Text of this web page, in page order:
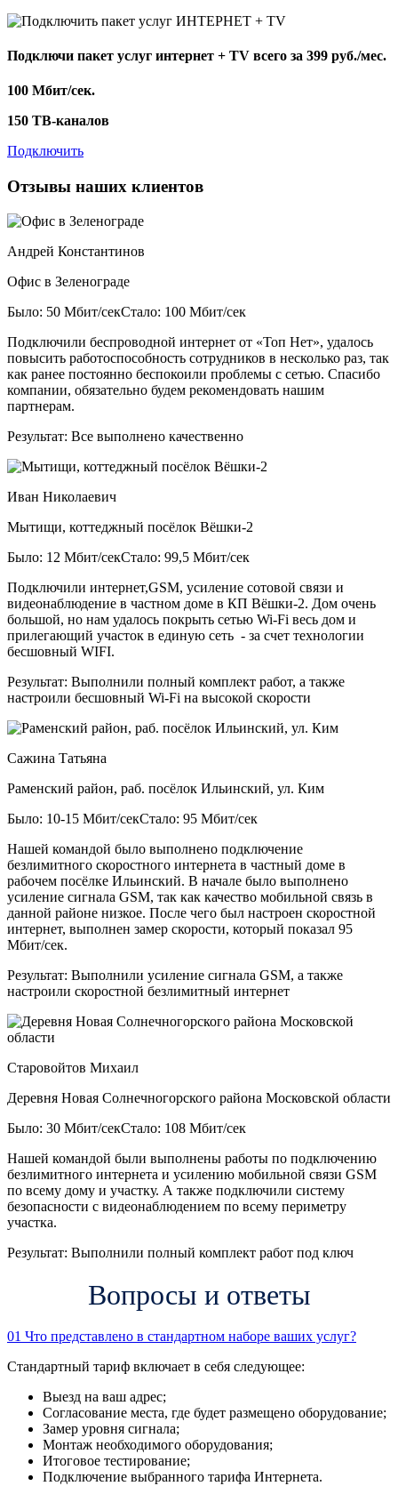
Подключи пакет услуг интернет + TV всего за 399 руб./мес.
100 Мбит/сек.
150 ТВ-каналов
Подключить
Отзывы наших клиентов
Андрей Константинов
Офис в Зеленограде
Было: 50 Мбит/секСтало: 100 Мбит/сек
Подключили беспроводной интернет от «Топ Нет», удалось
повысить работоспособность сотрудников в несколько раз, так
как ранее постоянно беспокоили проблемы с сетью. Спасибо
компании, обязательно будем рекомендовать нашим
партнерам.
Результат: Все выполнено качественно
Иван Николаевич
Мытищи, коттеджный посёлок Вёшки-2
Было: 12 Мбит/секСтало: 99,5 Мбит/сек
Подключили интернет,GSM, усиление сотовой связи и
видеонаблюдение в частном доме в КП Вёшки-2. Дом очень
большой, но нам удалось покрыть сетью Wi-Fi весь дом и
прилегающий участок в единую сеть - за счет технологии
бесшовный WIFI.
Результат: Выполнили полный комплект работ, а также
настроили бесшовный Wi-Fi на высокой скорости
Сажина Татьяна
Раменский район, раб. посёлок Ильинский, ул. Ким
Было: 10-15 Мбит/секСтало: 95 Мбит/сек
Нашей командой было выполнено подключение
безлимитного скоростного интернета в частный доме в
рабочем посёлке Ильинский. В начале было выполнено
усиление сигнала GSM, так как качество мобильной связь в
данной районе низкое. После чего был настроен скоростной
интернет, выполнен замер скорости, который показал 95
Мбит/сек.
Результат: Выполнили усиление сигнала GSM, а также
настроили скоростной безлимитный интернет
Старовойтов Михаил
Деревня Новая Солнечногорского района Московской области
Было: 30 Мбит/секСтало: 108 Мбит/сек
Нашей командой были выполнены работы по подключению
безлимитного интернета и усилению мобильной связи GSM
по всему дому и участку. А также подключили систему
безопасности с видеонаблюдением по всему периметру
участка.
Результат: Выполнили полный комплект работ под ключ
Вопросы и ответы
01 Что представлено в стандартном наборе ваших услуг?
Стандартный тариф включает в себя следующее:
Выезд на ваш адрес;
Согласование места, где будет размещено оборудование;
Замер уровня сигнала;
Монтаж необходимого оборудования;
Итоговое тестирование;
Подключение выбранного тарифа Интернета.